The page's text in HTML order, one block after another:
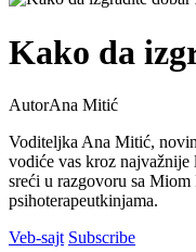
Kako da
AutorAna Mitić
Voditeljka Ana Mitić,
vodiće vas kroz
sreći u razgovoru sa
psihoterapeutkinjama.
Veb-sajt Subscribe